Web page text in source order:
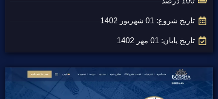
تاریخ شروع: 01 شهریور 1402
تاریخ پایان: 01 مهر 1402